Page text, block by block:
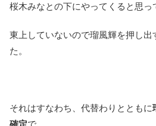
桜木みなとの下にやってくると思っ
東上していないので瑠風輝を押し出
た。
それはすなわち、代替わりとともに
確定で、